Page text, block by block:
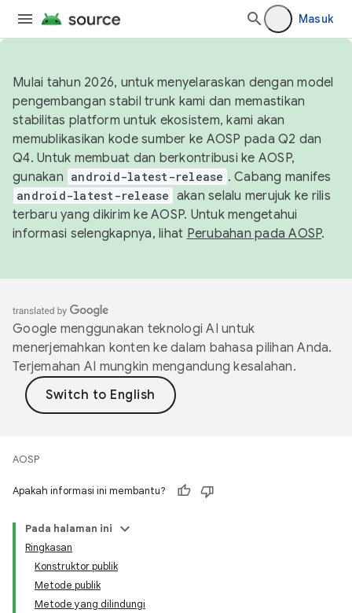
Masuk
Mulai tahun 2026, untuk menyelaraskan dengan model
pengembangan stabil trunk kami dan memastikan
stabilitas platform untuk ekosistem, kami akan
memublikasikan kode sumber ke AOSP pada Q2 dan
Q4. Untuk membuat dan berkontribusi ke AOSP,
gunakan android-latest-release . Cabang manifes
android-latest-release akan selalu merujuk ke rilis
terbaru yang dikirim ke AOSP. Untuk mengetahui
informasi selengkapnya, lihat Perubahan pada AOSP.
Google menggunakan teknologi AI untuk
menerjemahkan konten ke dalam bahasa pilihan Anda.
Terjemahan AI mungkin mengandung kesalahan.
AOSP
Apakah informasi ini membantu?
Pada halaman ini
Ringkasan
Konstruktor publik
Metode publik
Metode yang dilindungi